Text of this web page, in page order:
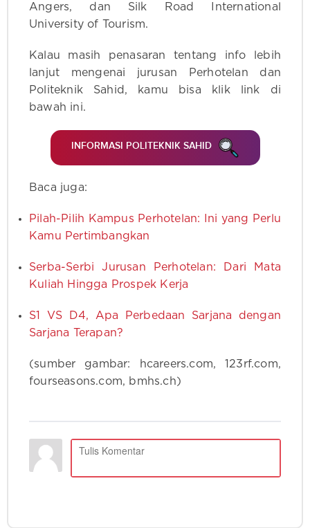
Angers, dan Silk Road International
University of Tourism.
Kalau masih penasaran tentang info lebih
lanjut mengenai jurusan Perhotelan dan
Politeknik Sahid, kamu bisa klik link di
bawah ini.
INFORMASI POLITEKNIK SAHID
Baca juga:
Pilah-Pilih Kampus Perhotelan: Ini yang Perlu
Kamu Pertimbangkan
Serba-Serbi Jurusan Perhotelan: Dari Mata
Kuliah Hingga Prospek Kerja
S1 VS D4, Apa Perbedaan Sarjana dengan
Sarjana Terapan?
(sumber gambar: hcareers.com, 123rf.com,
fourseasons.com, bmhs.ch)